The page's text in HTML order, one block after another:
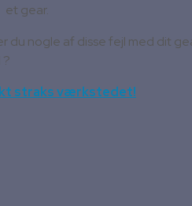
et gear.
du nogle af disse fejl med dit
?
straks værkstedet!